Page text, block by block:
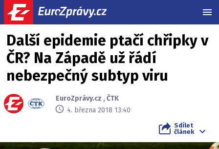
Další epidemie ptačí chřipky v
ČR? Na Západě už řádí
nebezpečný subtyp viru
EuroZprávy.cz ,ČTK
4. března 2018 13:40
Sdílet
článek